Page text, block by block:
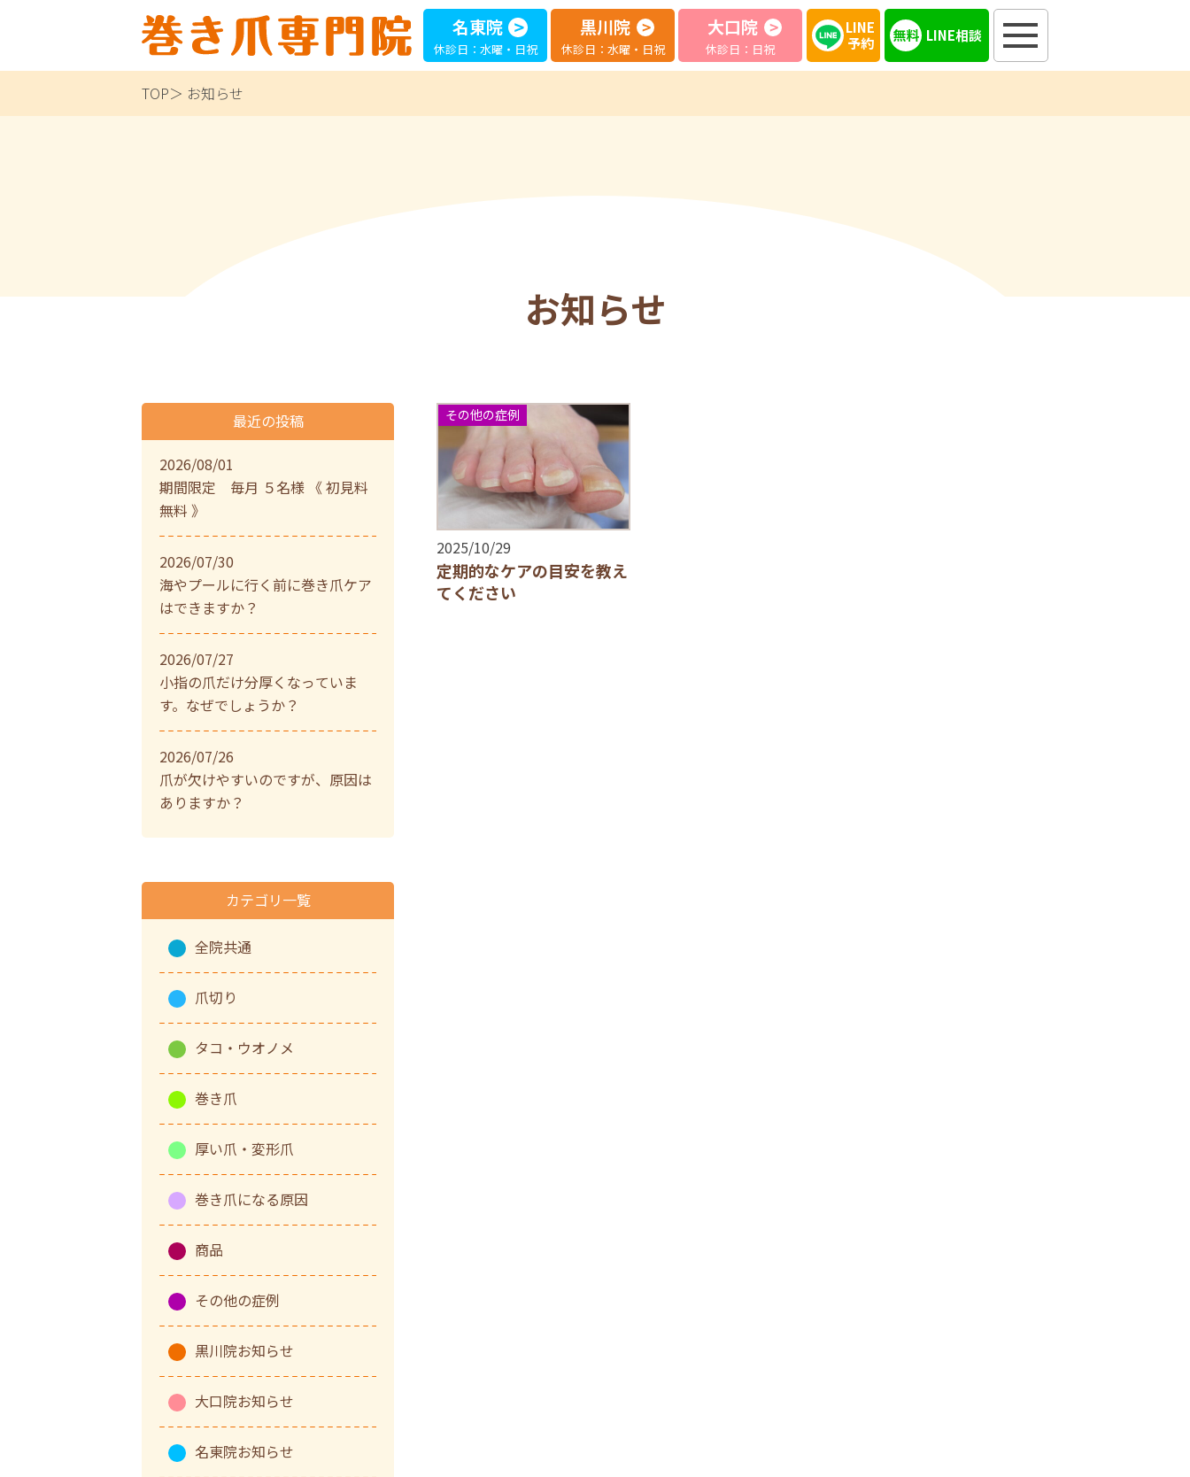
名東院
休診日：水曜・日祝
黒川院
休診日：水曜・日祝
大口院
休診日：日祝
LINE
予約
LINE相談
TOP お知らせ
お知らせ
その他の症例
2025/10/29
定期的なケアの目安を教え
てください
最近の投稿
2026/08/01
期間限定 毎月 ５名様 《 初見料
無料 》
2026/07/30
海やプールに行く前に巻き爪ケア
はできますか？
2026/07/27
小指の爪だけ分厚くなっていま
す。なぜでしょうか？
2026/07/26
爪が欠けやすいのですが、原因は
ありますか？
カテゴリ一覧
全院共通
爪切り
タコ・ウオノメ
巻き爪
厚い爪・変形爪
巻き爪になる原因
商品
その他の症例
黒川院お知らせ
大口院お知らせ
名東院お知らせ